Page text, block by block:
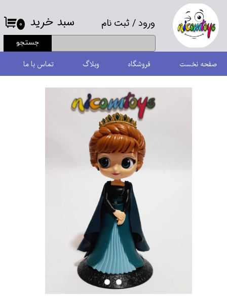
ورود/ ثبت نام
حساب کاربری من
تغییر گذر واژه
سفارشات
خروج از حساب کاربری
جستجو
۰ سبد خرید
صفحه نخست فروشگاه وبلاگ تماس با ما